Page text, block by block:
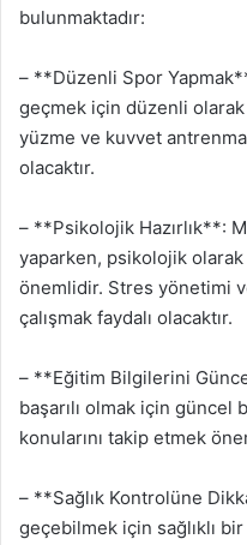
bulunmaktadır:
– **Düzenli Spor
geçmek için düzenli
yüzme ve kuvvet
olacaktır.
– **Psikolojik Hazırlık**:
yaparken, psikolojik olarak
önemlidir. Stres yönetimi
çalışmak faydalı olacaktır.
– **Eğitim Bilgilerini
başarılı olmak için
konularını takip etmek
– **Sağlık Kontrolüne
geçebilmek için sağlıklı